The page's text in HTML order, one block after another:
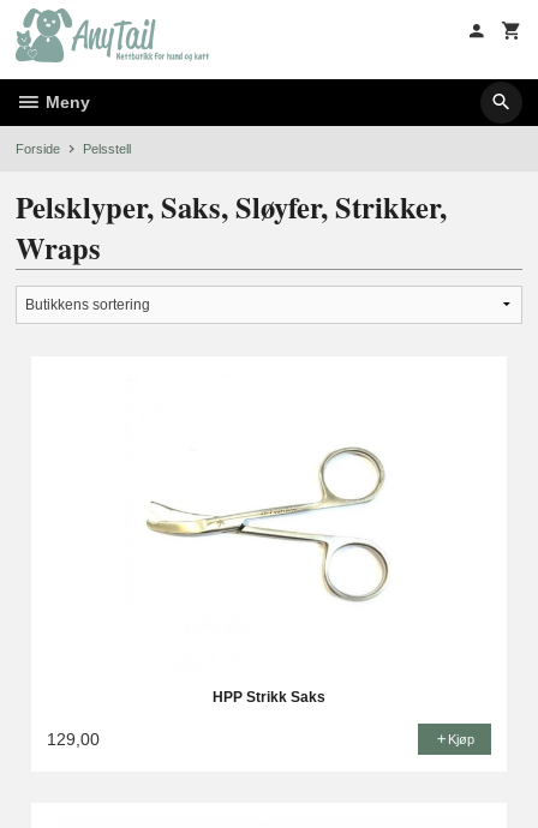
innholdet
Meny
Forside Pelsstell
Pelsklyper, Saks, Sløyfer, Strikker,
Wraps
HPP Strikk Saks
129,00 Kjøp